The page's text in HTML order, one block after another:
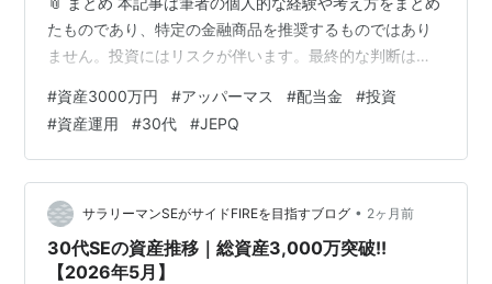
たものであり、特定の金融商品を推奨するものではあり
ません。投資にはリスクが伴います。最終的な判断は必
月の資産振り返りをしていきます。今月は総資産が3,027
万でした。配当金は43,796円でした。先月から資産は減
少しましたが、 💰 総資産と推移【2026年6月】 今月の
総資産は 30,273,153円（約3,027万円） でした。 預
金・現金・暗号資産：997,632円（3…
#資産3000万円 #アッパーマス #配当金 #投資
#資産運用 #30代 #JEPQ
サラリーマンSEがサイドFIREを目指すブログ • 2ヶ月前
30代SEの資産推移｜総資産3,000万突破!!
【2026年5月】